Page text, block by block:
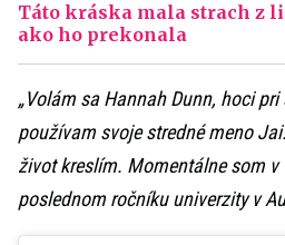
Táto kráska mala strach z
ako ho prekonala
„Volám sa Hannah Dunn, hoci
používam svoje stredné meno
život kreslím. Momentálne som v
poslednom ročníku univerzity v